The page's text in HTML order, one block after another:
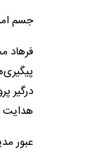
جسم
فرهاد
هدایت
عبور